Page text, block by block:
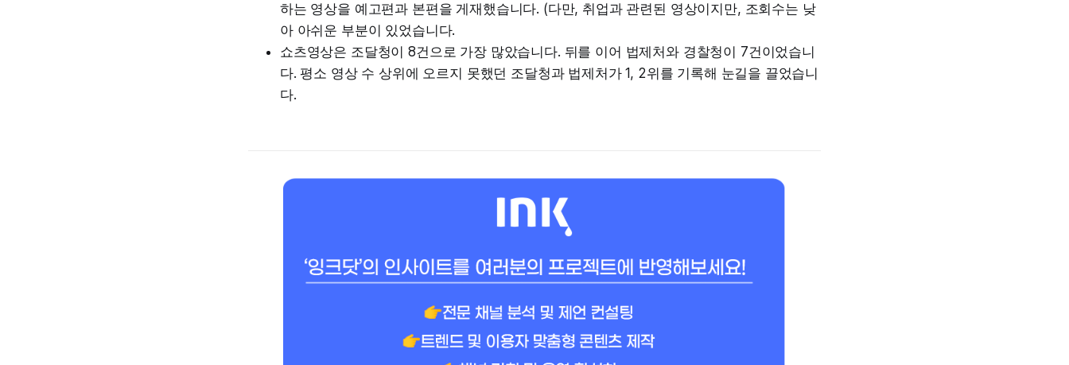
하는 영상을 예고편과 본편을 게재했습니다. (다만, 취업과 관련된 영상이지만, 조회수는 낮
아 아쉬운 부분이 있었습니다.
쇼츠영상은 조달청이 8건으로 가장 많았습니다. 뒤를 이어 법제처와 경찰청이 7건이었습니
다. 평소 영상 수 상위에 오르지 못했던 조달청과 법제처가 1, 2위를 기록해 눈길을 끌었습니
다.